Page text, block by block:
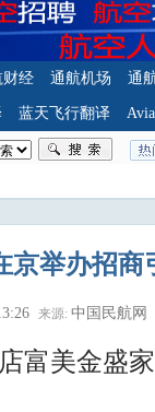
财经 通航机场 通
蓝天飞行翻译
京举办招商
来源: 中国民航网
富美金盛